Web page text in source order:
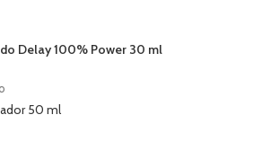
Delay 100% Power 30 ml